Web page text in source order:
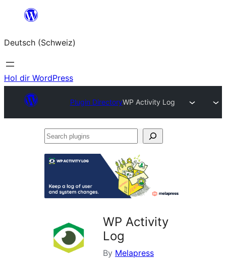
springen
Deutsch (Schweiz)
Hol dir WordPress
Plugin DirectoryWP Activity Log
Search
WP Activity
Log
By Melapress